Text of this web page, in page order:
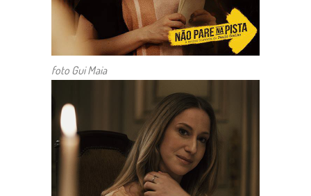
foto Gui Maia